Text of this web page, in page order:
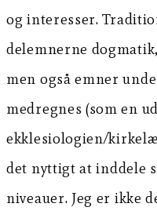
og interesser.
delemnerne
men også emner
medregnes (som en
ekklesiologien/
det nyttigt at inddele
niveauer. Jeg er ikke